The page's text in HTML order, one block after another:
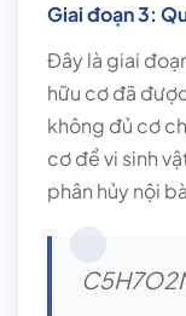
Giai đoạn 3:
Đây là giai
hữu cơ đã
không đủ cơ
cơ để vi sinh
phân hủy nội